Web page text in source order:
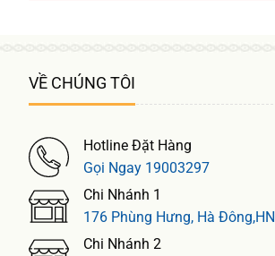
VỀ CHÚNG TÔI
Hotline Đặt Hàng
Gọi Ngay 19003297
Chi Nhánh 1
176 Phùng Hưng, Hà Đông,HN
Chi Nhánh 2